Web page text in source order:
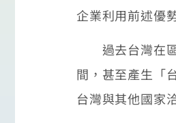
企業利用前述優
過去台灣在區
間，甚至產生「
台灣與其他國家